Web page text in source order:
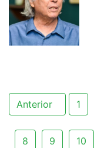
Anterior 1
8 9 10